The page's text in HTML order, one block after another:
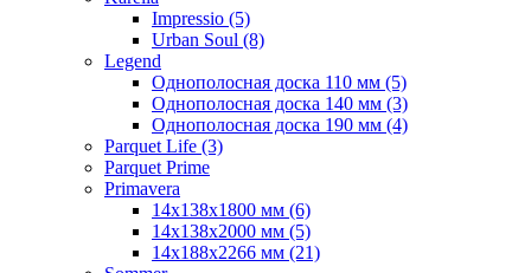
Impressio (5)
Urban Soul (8)
Legend
Однополосная доска 110 мм (5)
Однополосная доска 140 мм (3)
Однополосная доска 190 мм (4)
Parquet Life (3)
Parquet Prime
Primavera
14x138x1800 мм (6)
14x138x2000 мм (5)
14x188x2266 мм (21)